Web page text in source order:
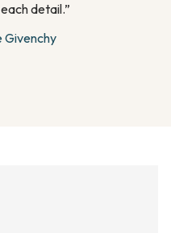
detail.”
Givenchy